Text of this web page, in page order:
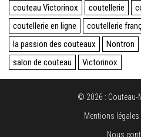
couteau Victorinox
coutellerie
coutellerie en ligne
coutellerie
la passion des couteaux
Nontron
salon de couteau
Victorinox
© 2026 : Couteau-
Mentions légales
Nous